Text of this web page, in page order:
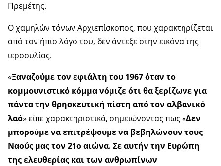
Πρεμέτης.
Ο χαμηλών τόνων Αρχιεπίσκοπος, που χαρακτηρίζεται
από τον ήπιο λόγο του, δεν άντεξε στην εικόνα της
ιεροσυλίας.
«Ξαναζούμε τον εφιάλτη του 1967 όταν το
κομμουνιστικό κόμμα νόμιζε ότι θα ξερίζωνε για
πάντα την θρησκευτική πίστη από τον αλβανικό
λαό» είπε χαρακτηριστικά, σημειώνοντας πως «Δεν
μπορούμε να επιτρέψουμε να βεβηλώνουν τους
Ναούς μας τον 21ο αιώνα. Σε αυτήν την Ευρώπη
της ελευθερίας και των ανθρωπίνων